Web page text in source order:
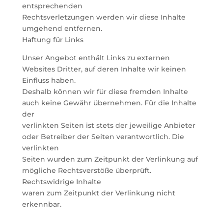
entsprechenden
Rechtsverletzungen werden wir diese Inhalte
umgehend entfernen.
Haftung für Links
Unser Angebot enthält Links zu externen
Websites Dritter, auf deren Inhalte wir keinen
Einfluss haben.
Deshalb können wir für diese fremden Inhalte
auch keine Gewähr übernehmen. Für die Inhalte
der
verlinkten Seiten ist stets der jeweilige Anbieter
oder Betreiber der Seiten verantwortlich. Die
verlinkten
Seiten wurden zum Zeitpunkt der Verlinkung auf
mögliche Rechtsverstöße überprüft.
Rechtswidrige Inhalte
waren zum Zeitpunkt der Verlinkung nicht
erkennbar.